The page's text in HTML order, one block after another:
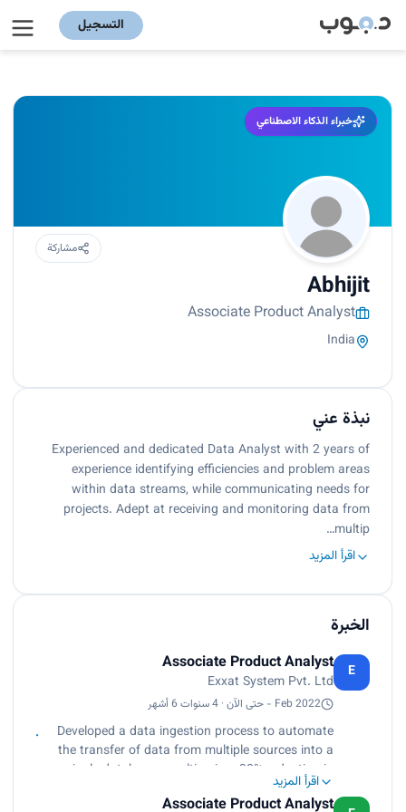
التسجيل
خبراء الذكاء الاصطناعي
مشاركة
Abhijit
Associate Product Analyst
India
نبذة عني
Experienced and dedicated Data Analyst with 2 years of
experience identifying efficiencies and problem areas
within data streams, while communicating needs for
projects. Adept at receiving and monitoring data from
multip…
اقرأ المزيد
الخبرة
E
Associate Product Analyst
Exxat System Pvt. Ltd
Feb 2022 - حتى الآن · 4 سنوات 6 أشهر
Developed a data ingestion process to automate
the transfer of data from multiple sources into a
single database, resulting in a 30% reduction in
manual data entry.
اقرأ المزيد
Associate Product Analyst